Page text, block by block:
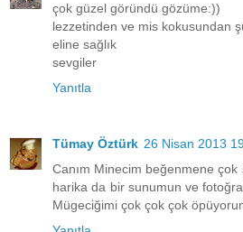
çok güzel göründü gözüme:))
lezzetinden ve mis kokusundan
eline sağlık
sevgiler
Yanıtla
Tümay Öztürk 26 Nisan 2013
Canım Minecim beğenmene
harika da bir sunumun ve
Mügeciğimi çok çok çok